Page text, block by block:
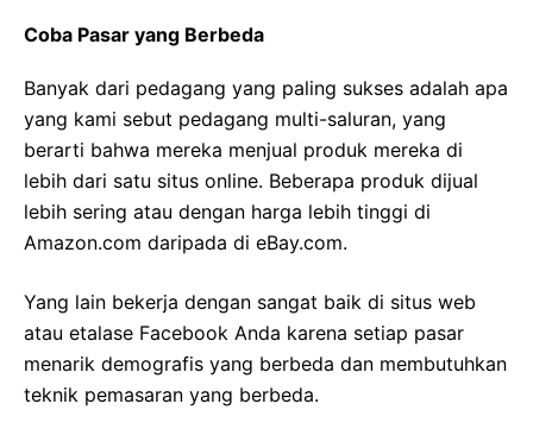
Coba Pasar yang Berbeda
Banyak dari pedagang yang paling sukses adalah apa
yang kami sebut pedagang multi-saluran, yang
berarti bahwa mereka menjual produk mereka di
lebih dari satu situs online. Beberapa produk dijual
lebih sering atau dengan harga lebih tinggi di
Amazon.com daripada di eBay.com.
Yang lain bekerja dengan sangat baik di situs web
atau etalase Facebook Anda karena setiap pasar
menarik demografis yang berbeda dan membutuhkan
teknik pemasaran yang berbeda.